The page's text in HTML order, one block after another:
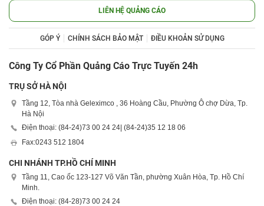
LIÊN HỆ QUẢNG CÁO
GÓP Ý CHÍNH SÁCH BẢO MẬT ĐIỀU KHOẢN SỬ DỤNG
Công Ty Cổ Phần Quảng Cáo Trực Tuyến 24h
TRỤ SỞ HÀ NỘI
Tầng 12, Tòa nhà Geleximco , 36 Hoàng Cầu, Phường Ô chợ Dừa, Tp.
Hà Nội
Điện thoại: (84-24)73 00 24 24 | (84-24)35 12 18 06
Fax:0243 512 1804
CHI NHÁNH TP.HỒ CHÍ MINH
Tầng 11, Cao ốc 123-127 Võ Văn Tần, phường Xuân Hòa, Tp. Hồ Chí
Minh.
Điện thoại: (84-28)73 00 24 24